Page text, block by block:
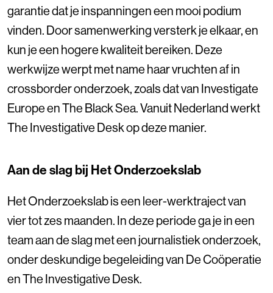
garantie dat je inspanningen een mooi podium
vinden. Door samenwerking versterk je elkaar, en
kun je een hogere kwaliteit bereiken. Deze
werkwijze werpt met name haar vruchten af in
crossborder onderzoek, zoals dat van Investigate
Europe en The Black Sea. Vanuit Nederland werkt
The Investigative Desk op deze manier.
Aan de slag bij Het Onderzoekslab
Het Onderzoekslab is een leer-werktraject van
vier tot zes maanden. In deze periode ga je in een
team aan de slag met een journalistiek onderzoek,
onder deskundige begeleiding van De Coöperatie
en The Investigative Desk.